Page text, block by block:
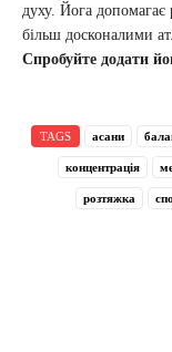
духу. Йога допомагає
більш досконалими
Спробуйте додати
TAGS асани
концентрація
розтяжка